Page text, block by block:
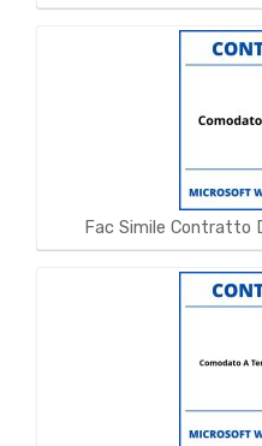
Fac Simile Contratto